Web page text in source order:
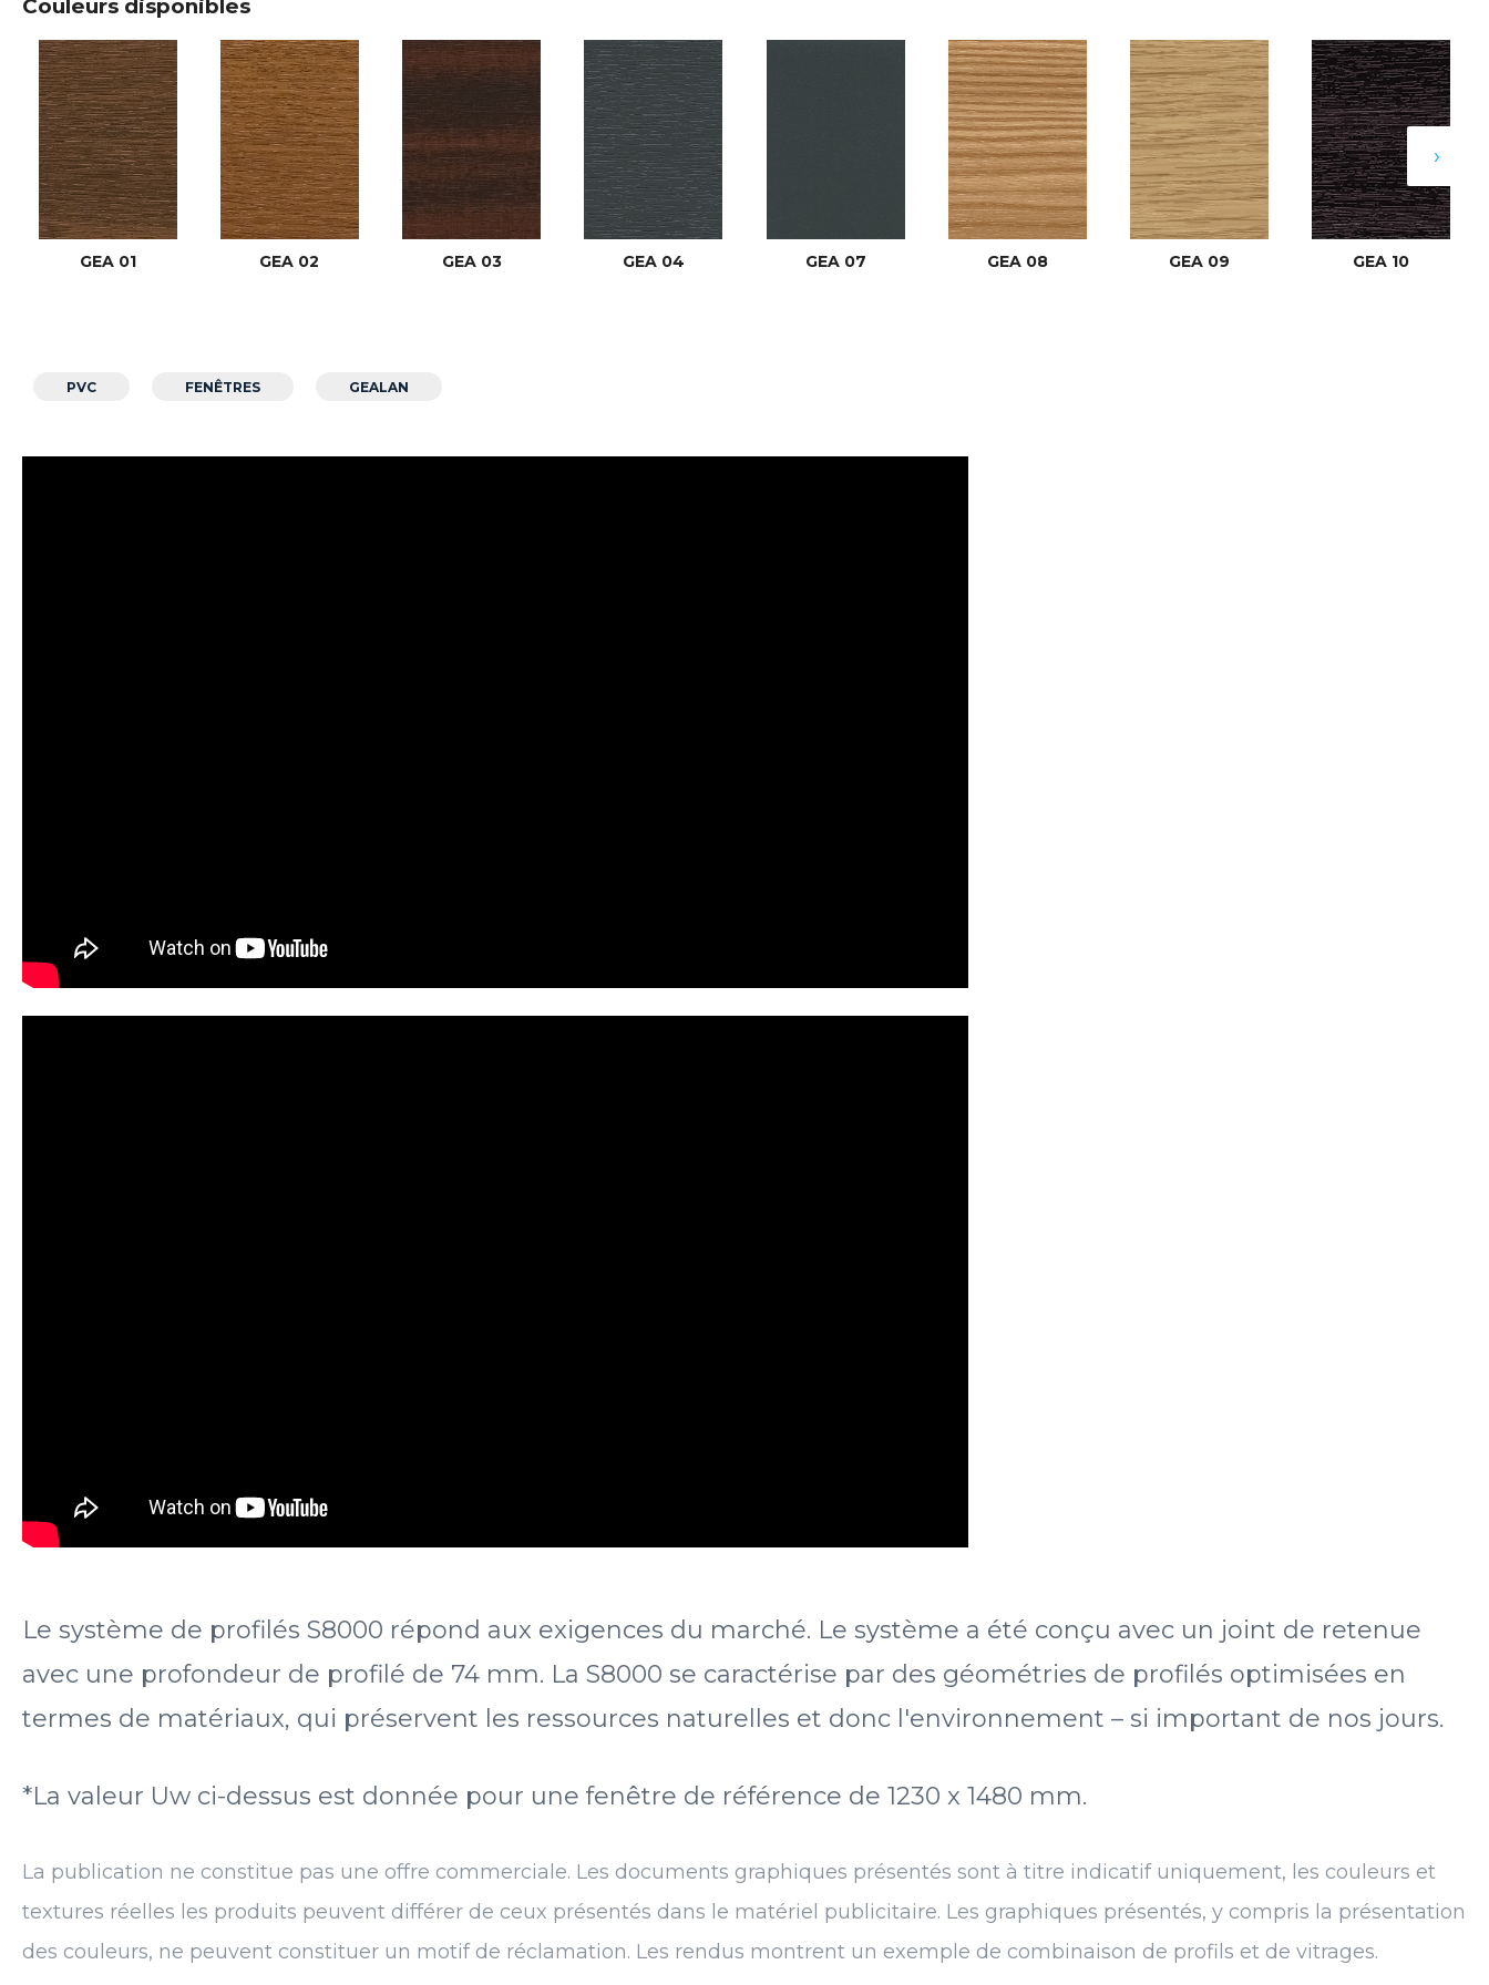
Couleurs disponibles
GEA 01 GEA 02 GEA 03 GEA 04 GEA 07 GEA 08 GEA 09 GEA 10
›
PVC FENÊTRES GEALAN
Le système de profilés S8000 répond aux exigences du marché. Le système a été conçu avec un joint de retenue
avec une profondeur de profilé de 74 mm. La S8000 se caractérise par des géométries de profilés optimisées en
termes de matériaux, qui préservent les ressources naturelles et donc l'environnement – si important de nos jours.
*La valeur Uw ci-dessus est donnée pour une fenêtre de référence de 1230 x 1480 mm.
La publication ne constitue pas une offre commerciale. Les documents graphiques présentés sont à titre indicatif uniquement, les couleurs et
textures réelles les produits peuvent différer de ceux présentés dans le matériel publicitaire. Les graphiques présentés, y compris la présentation
des couleurs, ne peuvent constituer un motif de réclamation. Les rendus montrent un exemple de combinaison de profils et de vitrages.